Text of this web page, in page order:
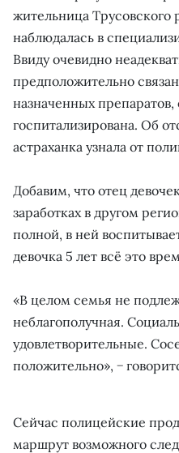
жительница Трусовского
наблюдалась в
Ввиду очевидно
предположительно
назначенных препаратов,
госпитализирована. Об
астраханка узнала от
Добавим, что отец
заработках в другом
полной, в ней
девочка 5 лет всё это
«В целом семья не
неблагополучная.
удовлетворительные.
положительно», −
Сейчас полицейские
маршрут возможного